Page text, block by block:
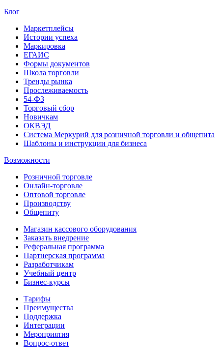
Блог
Маркетплейсы
Истории успеха
Маркировка
ЕГАИС
Формы документов
Школа торговли
Тренды рынка
Прослеживаемость
54-ФЗ
Торговый сбор
Новичкам
ОКВЭД
Система Меркурий для розничной торговли и общепита
Шаблоны и инструкции для бизнеса
Возможности
Розничной торговле
Онлайн-торговле
Оптовой торговле
Производству
Общепиту
Магазин кассового оборудования
Заказать внедрение
Реферальная программа
Партнерская программа
Разработчикам
Учебный центр
Бизнес‑курсы
Тарифы
Преимущества
Поддержка
Интеграции
Мероприятия
Вопрос-ответ